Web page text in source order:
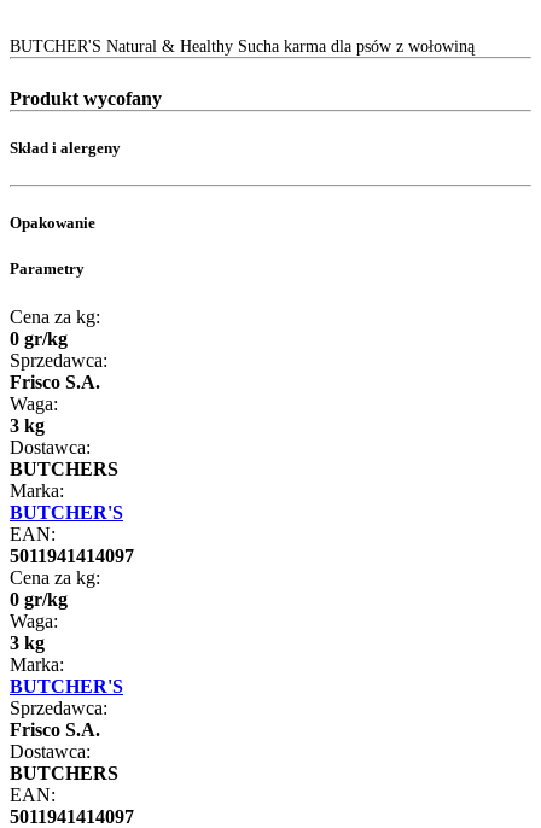
BUTCHER'S Natural & Healthy Sucha karma dla psów z wołowiną
Produkt wycofany
Skład i alergeny
Opakowanie
Parametry
Cena za kg:
0 gr/kg
Sprzedawca:
Frisco S.A.
Waga:
3 kg
Dostawca:
BUTCHERS
Marka:
BUTCHER'S
EAN:
5011941414097
Cena za kg:
0 gr/kg
Waga:
3 kg
Marka:
BUTCHER'S
Sprzedawca:
Frisco S.A.
Dostawca:
BUTCHERS
EAN:
5011941414097